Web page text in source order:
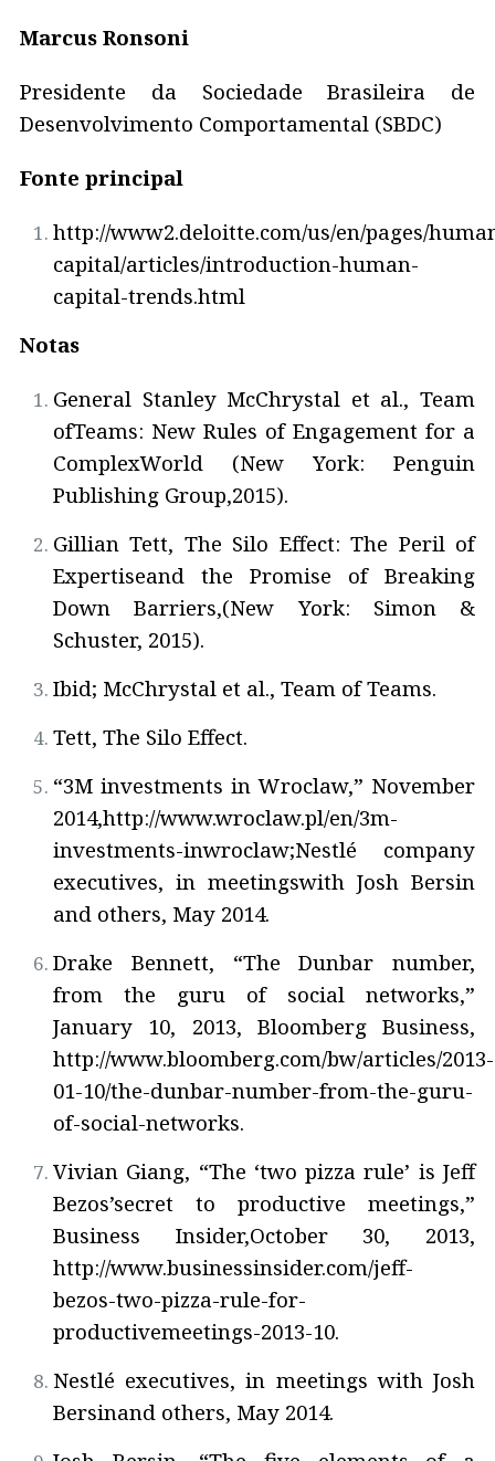
Marcus Ronsoni
Presidente da Sociedade Brasileira de
Desenvolvimento Comportamental (SBDC)
Fonte principal
http://www2.deloitte.com/us/en/pages/
capital/articles/introduction-human-
capital-trends.html
Notas
General Stanley McChrystal et al., Team
ofTeams: New Rules of Engagement for a
ComplexWorld (New York: Penguin
Publishing Group,2015).
Gillian Tett, The Silo Effect: The Peril of
Expertiseand the Promise of Breaking
Down Barriers,(New York: Simon &
Schuster, 2015).
Ibid; McChrystal et al., Team of Teams.
Tett, The Silo Effect.
“3M investments in Wroclaw,” November
2014,http://www.wroclaw.pl/en/3m-
investments-inwroclaw;Nestlé company
executives, in meetingswith Josh Bersin
and others, May 2014.
Drake Bennett, “The Dunbar number,
from the guru of social networks,”
January 10, 2013, Bloomberg Business,
http://www.bloomberg.com/bw/articles/2013-
01-10/the-dunbar-number-from-the-guru-
of-social-networks.
Vivian Giang, “The ‘two pizza rule’ is Jeff
Bezos’secret to productive meetings,”
Business Insider,October 30, 2013,
http://www.businessinsider.com/jeff-
bezos-two-pizza-rule-for-
productivemeetings-2013-10.
Nestlé executives, in meetings with Josh
Bersinand others, May 2014.